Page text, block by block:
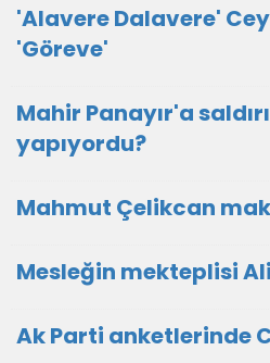
'Alavere Dalavere'
'Göreve'
Mahir Panayır'a
yapıyordu?
Mahmut Çelikcan
Mesleğin mekteplisi
Ak Parti anketlerinde